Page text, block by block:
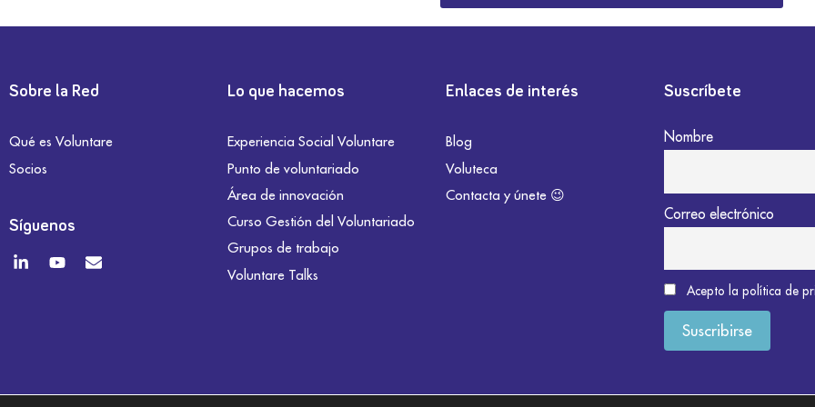
Sobre la Red
Qué es Voluntare
Socios
Síguenos
Lo que hacemos
Experiencia Social Voluntare
Punto de voluntariado
Área de innovación
Curso Gestión del Voluntariado
Grupos de trabajo
Voluntare Talks
Enlaces de interés
Blog
Voluteca
Contacta y únete 😉
Suscríbete
Nombre
Correo electrónico
Acepto la política de